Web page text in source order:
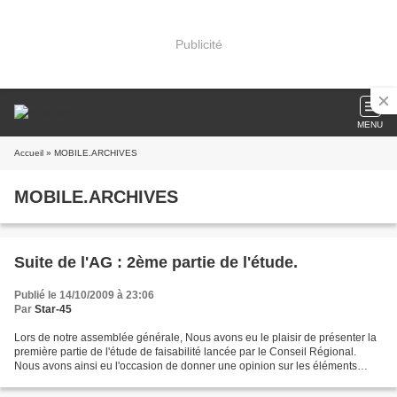
Publicité
MENU
Accueil » MOBILE.ARCHIVES
MOBILE.ARCHIVES
Suite de l'AG : 2ème partie de l'étude.
Publié le 14/10/2009 à 23:06
Par Star-45
Lors de notre assemblée générale, Nous avons eu le plaisir de présenter la
première partie de l'étude de faisabilité lancée par le Conseil Régional.
Nous avons ainsi eu l'occasion de donner une opinion sur les éléments